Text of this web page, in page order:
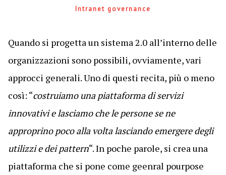
Intranet governance
Quando si progetta un sistema 2.0 all’interno delle
organizzazioni sono possibili, ovviamente, vari
approcci generali. Uno di questi recita, più o meno
così: “costruiamo una piattaforma di servizi
innovativi e lasciamo che le persone se ne
approprino poco alla volta lasciando emergere degli
utilizzi e dei pattern“. In poche parole, si crea una
piattaforma che si pone come geenral pourpose